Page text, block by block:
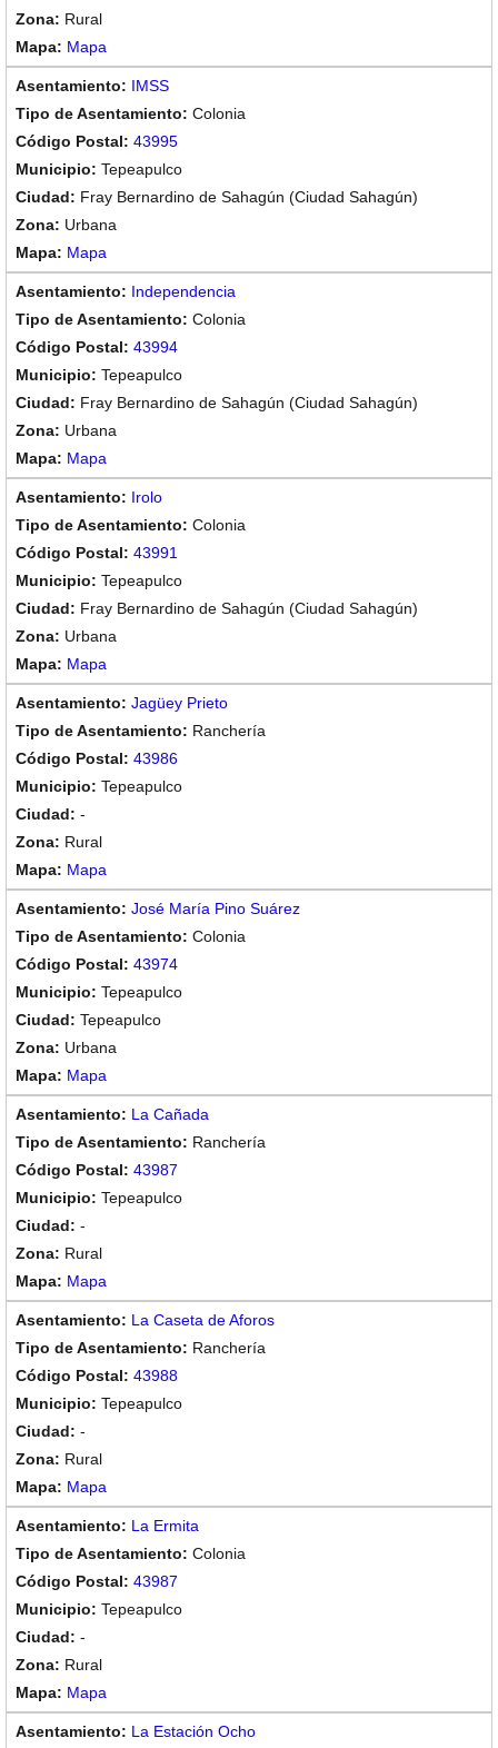
Rural
Mapa
IMSS
Colonia
43995
Tepeapulco
Fray Bernardino de Sahagún (Ciudad Sahagún)
Urbana
Mapa
Independencia
Colonia
43994
Tepeapulco
Fray Bernardino de Sahagún (Ciudad Sahagún)
Urbana
Mapa
Irolo
Colonia
43991
Tepeapulco
Fray Bernardino de Sahagún (Ciudad Sahagún)
Urbana
Mapa
Jagüey Prieto
Ranchería
43986
Tepeapulco
-
Rural
Mapa
José María Pino Suárez
Colonia
43974
Tepeapulco
Tepeapulco
Urbana
Mapa
La Cañada
Ranchería
43987
Tepeapulco
-
Rural
Mapa
La Caseta de Aforos
Ranchería
43988
Tepeapulco
-
Rural
Mapa
La Ermita
Colonia
43987
Tepeapulco
-
Rural
Mapa
La Estación Ocho